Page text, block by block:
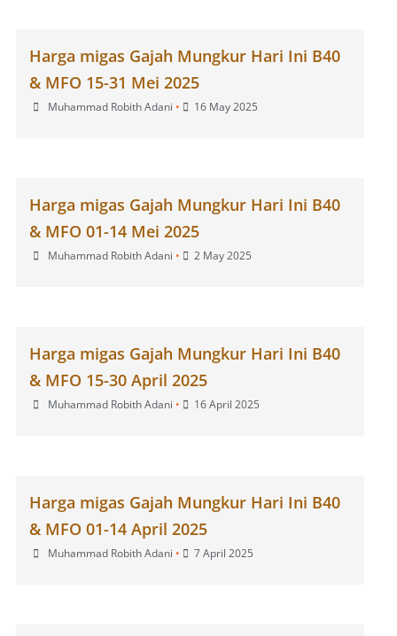
Harga migas Gajah Mungkur Hari Ini B40
& MFO 15-31 Mei 2025
Muhammad Robith Adani • 16 May 2025
Harga migas Gajah Mungkur Hari Ini B40
& MFO 01-14 Mei 2025
Muhammad Robith Adani • 2 May 2025
Harga migas Gajah Mungkur Hari Ini B40
& MFO 15-30 April 2025
Muhammad Robith Adani • 16 April 2025
Harga migas Gajah Mungkur Hari Ini B40
& MFO 01-14 April 2025
Muhammad Robith Adani • 7 April 2025